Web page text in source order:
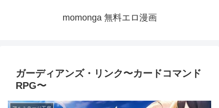
momonga 無料エロ漫画
ガーディアンズ・リンク〜カードコマンド
RPG〜